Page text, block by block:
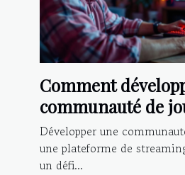
Comment
communauté de
une plateforme
vidéo ?
Développer une
une plateforme de
un défi...